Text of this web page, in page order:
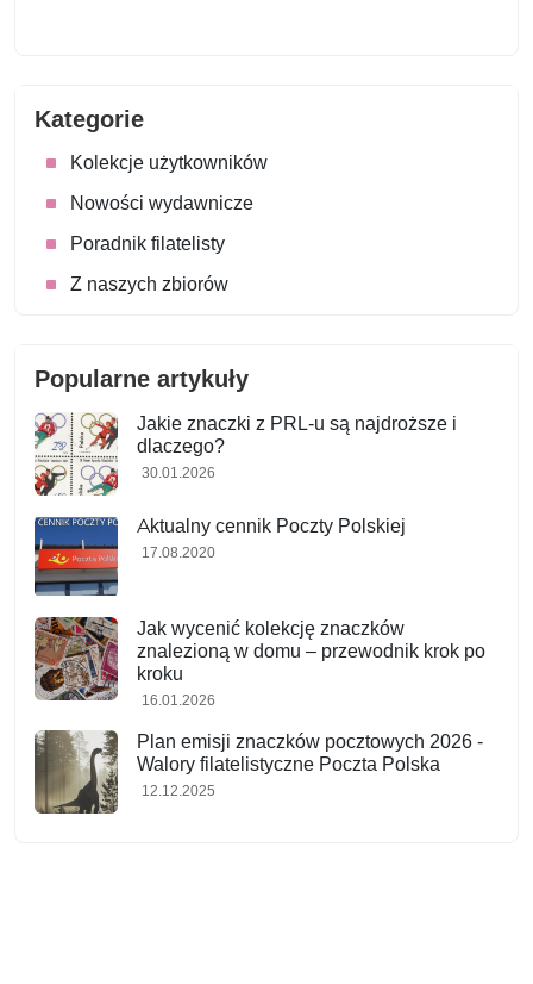
Kategorie
Kolekcje użytkowników
Nowości wydawnicze
Poradnik filatelisty
Z naszych zbiorów
Popularne artykuły
Jakie znaczki z PRL-u są najdroższe i
dlaczego?
30.01.2026
Aktualny cennik Poczty Polskiej
17.08.2020
Jak wycenić kolekcję znaczków
znalezioną w domu – przewodnik krok po
kroku
16.01.2026
Plan emisji znaczków pocztowych 2026 -
Walory filatelistyczne Poczta Polska
12.12.2025